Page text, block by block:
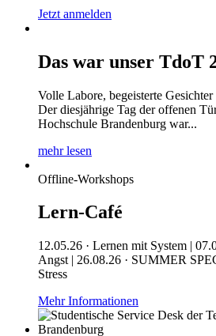
Jetzt anmelden
Das war unser TdoT
Volle Labore, begeisterte
Der diesjährige Tag der offenen
Hochschule Brandenburg war...
mehr lesen
Offline-Workshops
Lern-Café
12.05.26 · Lernen mit System |
Angst | 26.08.26 · SUMMER
Stress
Mehr Informationen